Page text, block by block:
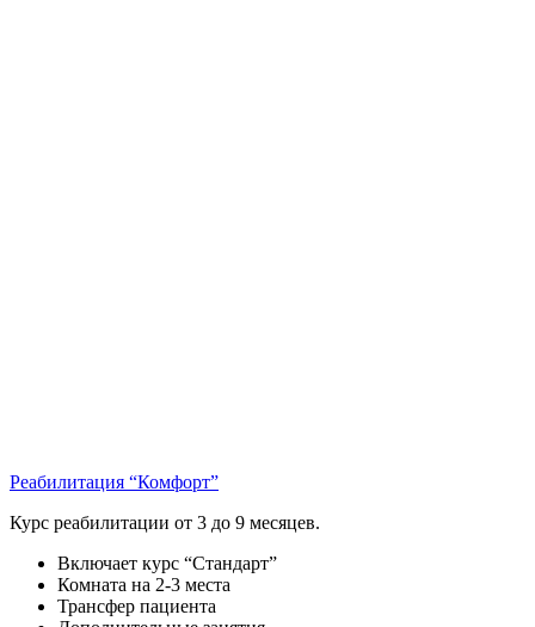
Реабилитация “Комфорт”
Курс реабилитации от 3 до 9 месяцев.
Включает курс “Стандарт”
Комната на 2-3 места
Трансфер пациента